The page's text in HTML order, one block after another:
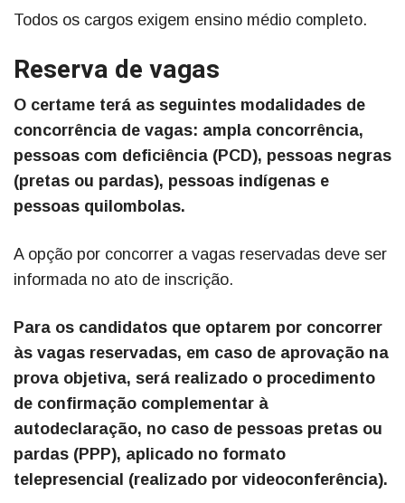
Todos os cargos exigem ensino médio completo.
Reserva de vagas
O certame terá as seguintes modalidades de
concorrência de vagas: ampla concorrência,
pessoas com deficiência (PCD), pessoas negras
(pretas ou pardas), pessoas indígenas e
pessoas quilombolas.
A opção por concorrer a vagas reservadas deve ser
informada no ato de inscrição.
Para os candidatos que optarem por concorrer
às vagas reservadas, em caso de aprovação na
prova objetiva, será realizado o procedimento
de confirmação complementar à
autodeclaração, no caso de pessoas pretas ou
pardas (PPP), aplicado no formato
telepresencial (realizado por videoconferência).